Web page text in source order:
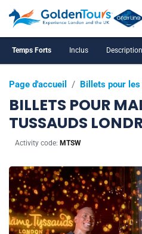
Page d'accueil / Billets pour
BILLETS POUR
TUSSAUDS
Activity code: MTSW
Temps Forts Inclus Description